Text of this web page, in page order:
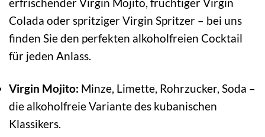
erfrischender Virgin Mojito, fruchtiger Virgin
Colada oder spritziger Virgin Spritzer – bei uns
finden Sie den perfekten alkoholfreien Cocktail
für jeden Anlass.
Virgin Mojito: Minze, Limette, Rohrzucker, Soda –
die alkoholfreie Variante des kubanischen
Klassikers.